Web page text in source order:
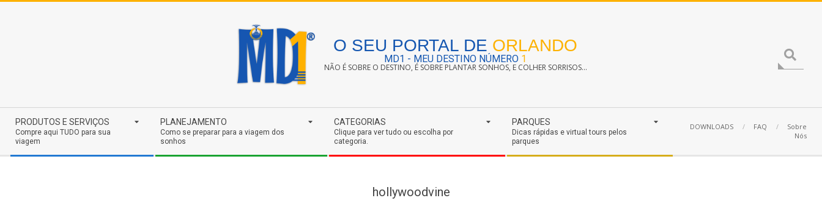
O SEU PORTAL DE ORLANDO
MD1 - MEU DESTINO NÚMERO 1
NÃO É SOBRE O DESTINO, É SOBRE PLANTAR SONHOS, E COLHER SORRISOS...
Navigation
Menu
PRODUTOS E SERVIÇOS
Compre aqui TUDO para sua
viagem
PLANEJAMENTO
Como se preparar para a viagem dos
sonhos
CATEGORIAS
Clique para ver tudo ou escolha por
categoria.
PARQUES
Dicas rápidas e virtual tours pelos
parques
DOWNLOADS FAQ
Sobre
Nós
hollywoodvine